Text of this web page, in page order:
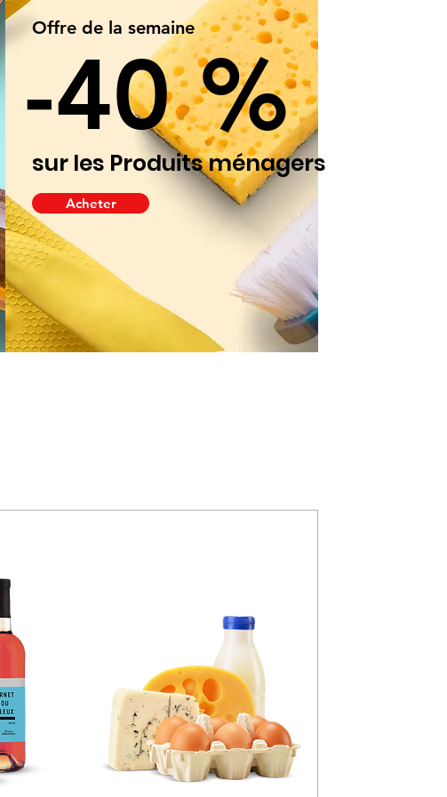
Offre de la semaine
-40 %
sur les Produits ménagers
Acheter